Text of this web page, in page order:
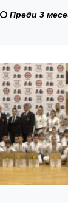
Преди 3